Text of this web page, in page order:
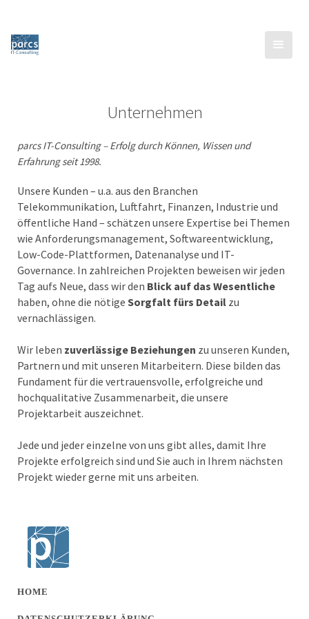
Unternehmen
parcs IT-Consulting – Erfolg durch Können, Wissen und
Erfahrung seit 1998.
Unsere Kunden – u.a. aus den Branchen
Telekommunikation, Luftfahrt, Finanzen, Industrie und
öffentliche Hand – schätzen unsere Expertise bei Themen
wie Anforderungsmanagement, Softwareentwicklung,
Low-Code-Plattformen, Datenanalyse und IT-
Governance. In zahlreichen Projekten beweisen wir jeden
Tag aufs Neue, dass wir den Blick auf das Wesentliche
haben, ohne die nötige Sorgfalt fürs Detail zu
vernachlässigen.
Wir leben zuverlässige Beziehungen zu unseren Kunden,
Partnern und mit unseren Mitarbeitern. Diese bilden das
Fundament für die vertrauensvolle, erfolgreiche und
hochqualitative Zusammenarbeit, die unsere
Projektarbeit auszeichnet.
Jede und jeder einzelne von uns gibt alles, damit Ihre
Projekte erfolgreich sind und Sie auch in Ihrem nächsten
Projekt wieder gerne mit uns arbeiten.
HOME